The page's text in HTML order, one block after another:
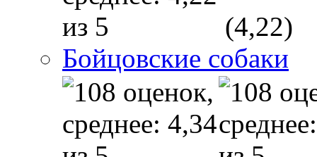
(4,22)
Бойцовские собаки